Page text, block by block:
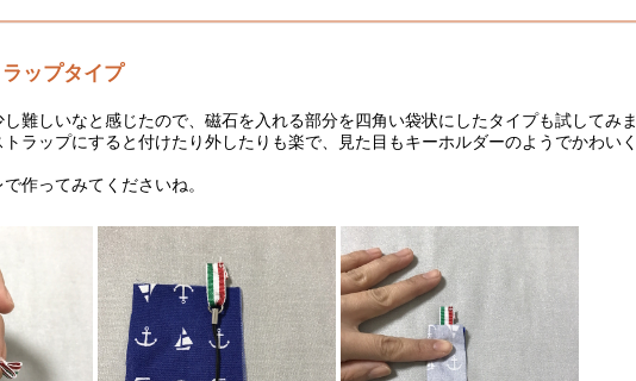
ップタイプ
難しいなと感じたので、磁石を入れる部分を四角い袋状にしたタイプも試してみま
トラップにすると付けたり外したりも楽で、見た目もキーホルダーのようでかわいく
作ってみてくださいね。